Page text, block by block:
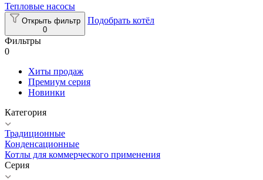
Тепловые насосы
Открыть фильтр
0
Подобрать котёл
Фильтры
0
Хиты продаж
Премиум серия
Новинки
Категория
Традиционные
Конденсационные
Котлы для коммерческого применения
Серия